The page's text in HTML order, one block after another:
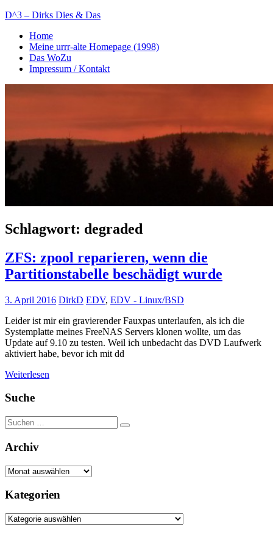
Zum
springen
D^3 – Dirks Dies & Das
Mein
Notizblog
Home
Meine urrr-alte Homepage (1998)
Das WoZu
Impressum / Kontakt
Schlagwort: degraded
ZFS: zpool reparieren, wenn die
Partitionstabelle beschädigt wurde
3. April 2016 DirkD EDV, EDV - Linux/BSD
Leider ist mir ein gravierender Fauxpas unterlaufen, als ich die
Systemplatte meines FreeNAS Servers klonen wollte, um das
Update auf 9.10 zu testen. Weil ich unbedacht das DVD Laufwerk
aktiviert habe, bevor ich mit dd
Weiterlesen
Suche
Suchen
nach:
Suchen
Archiv
Archiv
Kategorien
Kategorien